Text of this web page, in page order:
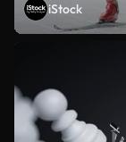
iStock